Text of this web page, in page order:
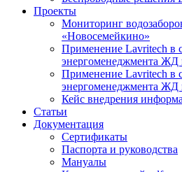
Проекты
Мониторинг
«Новосемейкино»
Применение Lavritech в
энергоменеджмента ЖД
Применение Lavritech в
энергоменеджмента ЖД
Кейс внедрения
Статьи
Документация
Сертификаты
Паспорта и руководства
Мануалы